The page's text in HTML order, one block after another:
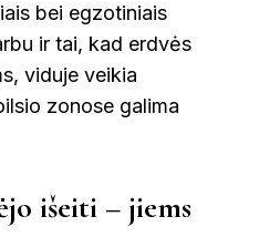
bei egzotiniais
ir tai, kad erdvės
viduje veikia
zonose galima
išeiti – jiems